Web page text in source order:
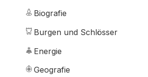
Biografie
Burgen und Schlösser
Energie
Geografie